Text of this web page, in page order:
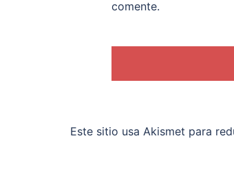
comente.
Este sitio usa Akismet para